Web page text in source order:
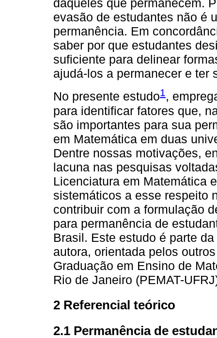
daqueles que permanecem.
evasão de estudantes não é
permanência. Em
saber por que estudantes
suficiente para delinear
ajudá-los a permanecer e ter
No presente estudo1,
para identificar fatores que,
são importantes para sua
em Matemática em duas
Dentre nossas motivações,
lacuna nas pesquisas
Licenciatura em Matemática
sistemáticos a esse respeito
contribuir com a formulação
para permanência de
Brasil. Este estudo é parte
autora, orientada pelos
Graduação em Ensino de
Rio de Janeiro (PEMAT-
2 Referencial teórico
2.1 Permanência de